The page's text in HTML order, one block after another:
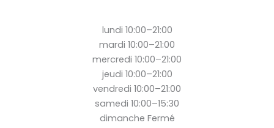
lundi 10:00–21:00
mardi 10:00–21:00
mercredi 10:00–21:00
jeudi 10:00–21:00
vendredi 10:00–21:00
samedi 10:00–15:30
dimanche Fermé